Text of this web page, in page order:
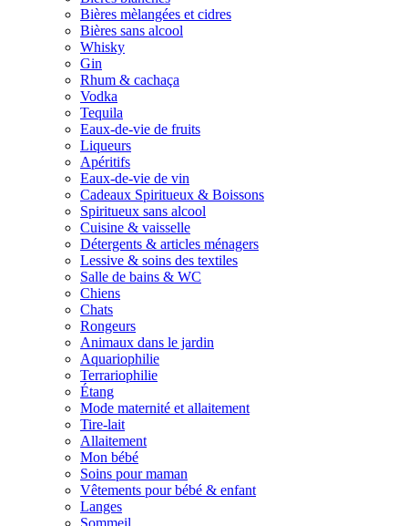
Bières mèlangées et cidres
Bières sans alcool
Whisky
Gin
Rhum & cachaça
Vodka
Tequila
Eaux-de-vie de fruits
Liqueurs
Apéritifs
Eaux-de-vie de vin
Cadeaux Spiritueux & Boissons
Spiritueux sans alcool
Cuisine & vaisselle
Détergents & articles ménagers
Lessive & soins des textiles
Salle de bains & WC
Chiens
Chats
Rongeurs
Animaux dans le jardin
Aquariophilie
Terrariophilie
Étang
Mode maternité et allaitement
Tire-lait
Allaitement
Mon bébé
Soins pour maman
Vêtements pour bébé & enfant
Langes
Sommeil